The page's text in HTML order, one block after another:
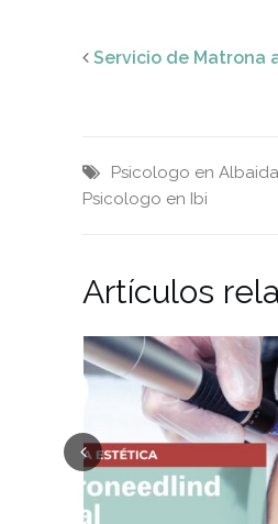
Servicio de Matrona
Psicologo en Albaida
Psicologo en Ibi
Artículos